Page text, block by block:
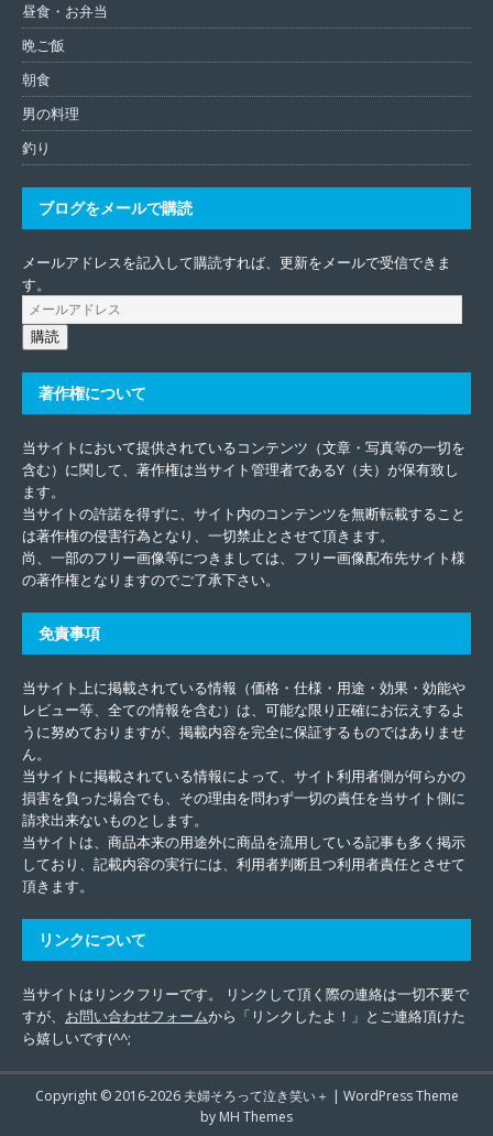
昼食・お弁当
晩ご飯
朝食
男の料理
釣り
ブログをメールで購読
メールアドレスを記入して購読すれば、更新をメールで受信できま
す。
購読
著作権について
当サイトにおいて提供されているコンテンツ（文章・写真等の一切を
含む）に関して、著作権は当サイト管理者であるY（夫）が保有致し
ます。
当サイトの許諾を得ずに、サイト内のコンテンツを無断転載すること
は著作権の侵害行為となり、一切禁止とさせて頂きます。
尚、一部のフリー画像等につきましては、フリー画像配布先サイト様
の著作権となりますのでご了承下さい。
免責事項
当サイト上に掲載されている情報（価格・仕様・用途・効果・効能や
レビュー等、全ての情報を含む）は、可能な限り正確にお伝えするよ
うに努めておりますが、掲載内容を完全に保証するものではありませ
ん。
当サイトに掲載されている情報によって、サイト利用者側が何らかの
損害を負った場合でも、その理由を問わず一切の責任を当サイト側に
請求出来ないものとします。
当サイトは、商品本来の用途外に商品を流用している記事も多く掲示
しており、記載内容の実行には、利用者判断且つ利用者責任とさせて
頂きます。
リンクについて
当サイトはリンクフリーです。 リンクして頂く際の連絡は一切不要で
すが、 お問い合わせフォームから「リンクしたよ！」とご連絡頂けた
ら嬉しいです(^^;
Copyright © 2016-2026 夫婦そろって泣き笑い＋ | WordPress Theme
by MH Themes